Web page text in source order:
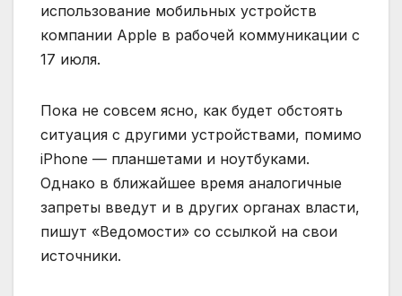
использование мобильных устройств
компании Apple в рабочей коммуникации с
17 июля.
Пока не совсем ясно, как будет обстоять
ситуация с другими устройствами, помимо
iPhone — планшетами и ноутбуками.
Однако в ближайшее время аналогичные
запреты введут и в других органах власти,
пишут «Ведомости» со ссылкой на свои
источники.